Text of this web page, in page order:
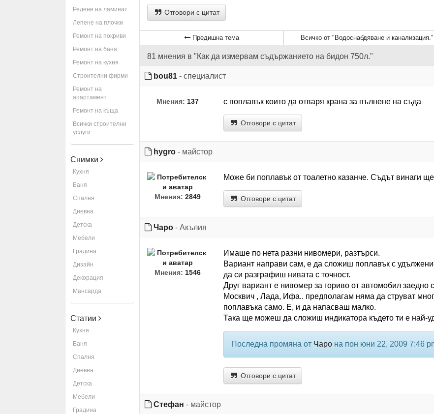
Редене на ламинат
Лепене на плочки
Ремонт на покриви
Ремонт на баня
Ремонт на кухня
Строителни фирми
Ремонт на
апартамент
Ремонт на къща
Всички строителни
услуги
Снимки
Кухня
Баня
Спалня
Дневна
Детска
Мебели
Градина
Дизайн
Декорация
Мансарда
Статии
Кухня
Баня
Спалня
Дневна
Детска
Мебели
Градина
Отговори с цитат
Предишна тема Всичко от "Водоснабдяване и канализация."
81 мнения в "Как да измервам съдържанието на бидон 750л."
bou81 - специалист
Мнения: 137 с поплавък които да отваря крана за пълнене на съда
Отговори с цитат
hygro - майстор
Мнения: 2849
Може би поплавък от тоалетно казанче. Съдът винаги
Отговори с цитат
Чаро - Акълия
Мнения: 1546
Имаше по нета разни нивомери, разтърси.
Вариант направи сам, е да сложиш поплавък с
да си разграфиш нивата с точност.
Друг вариант е нивомер за гориво от автомобил заедно
Москвич , Лада, Ифа.. предполагам няма да струват
поплавъка само. Е, и да напасваш малко.
Така ще можеш да сложиш индикатора където ти е най-
Последна промяна от Чарона пон юни 22, 2009 7:46
Отговори с цитат
Стефан - майстор